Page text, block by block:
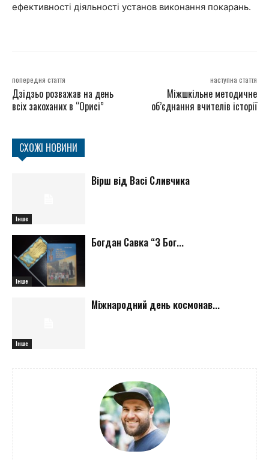
ефективності діяльності установ виконання покарань.
попередня стаття
Дзідзьо розважав на день
всіх закоханих в “Орисі”
наступна стаття
Міжшкільне методичне
об’єднання вчителів історії
СХОЖІ НОВИНИ
Інше
Вірш від Васі Сливчика
Інше
Богдан Савка “З Бог...
Інше
Міжнародний день космонав...